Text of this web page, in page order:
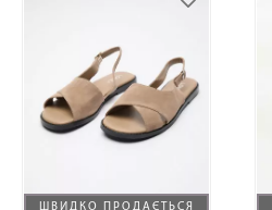
ШВИДКО ПРОДАЄТЬСЯ